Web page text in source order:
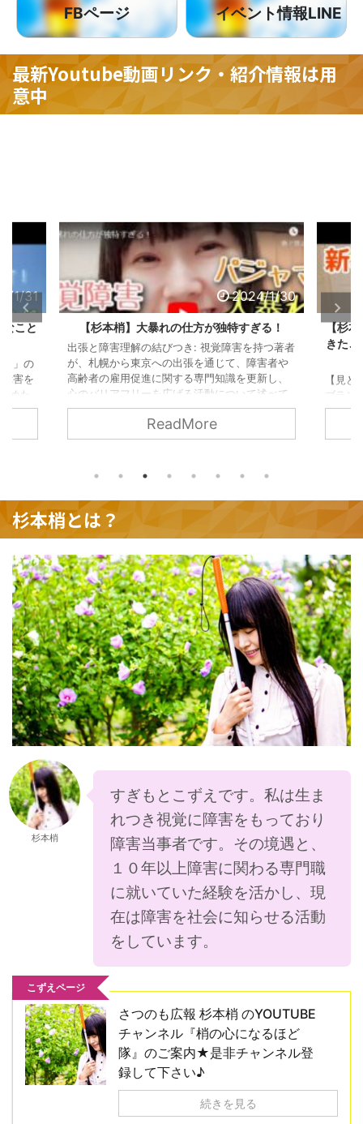
FBページ イベント情報LINE
最新Youtube動画リンク・紹介情報は用
意中
2024/1/30
独特すぎる！
障害を持つ著者
じて、障害者や
知識を更新し、
について述べて
用や支援に関す
究大会での学び
基にした質の高
す。また、 ...
2024/1/31
【杉本梢】もう、決めました！ずっと考えて
きたことを打ち明けます。【一般社団法人日
本心のバリアフリー協会】
【見どころ】 杉本こずえが運営するルールリマ
ブランチの活動終了を発表: 杉本こずえは、自ら
が長年にわたり心のバリアフリーを広めるため
に行ってきたルールリマブランチの活動が2023
年12月に終了したことを発表しました。 一般社
こずえは、ルールリマブランチを一般社団法人
代表理事として障害者雇用や高齢者雇用を含む
様々な啓発活動を続けていくことを明かしまし
た。 2023年の活動と2024年今後の抱負: 杉本
ReadMore
杉本梢とは？
杉本梢
すぎもとこずえです。私は生ま
れつき視覚に障害をもっており
障害当事者です。その境遇と、
１０年以上障害に関わる専門職
に就いていた経験を活かし、現
在は障害を社会に知らせる活動
をしています。
こずえページ
さつのも広報 杉本梢 のYOUTUBE
チャンネル『梢の心になるほど
隊』のご案内★是非チャンネル登
録して下さい♪
続きを見る